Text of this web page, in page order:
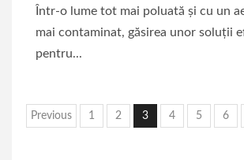
Într-o lume tot mai poluată și cu un
mai contaminat, găsirea unor soluții
pentru...
Paginație
Previous 1 2 3 4 5 6